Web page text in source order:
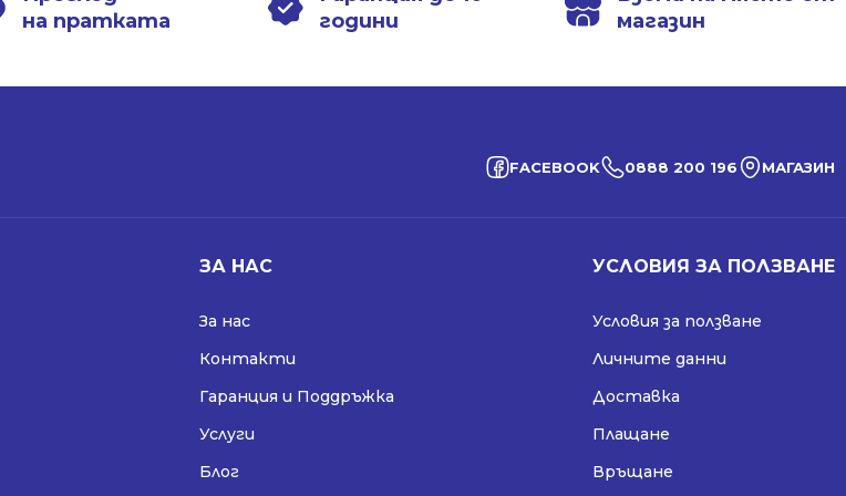
на пратката
години
магазин
FACEBOOK 0888 200 196 МАГАЗИН
ЗА НАС
За нас
Контакти
Гаранция и Поддръжка
Услуги
Блог
УСЛОВИЯ ЗА ПОЛЗВАНЕ
Условия за ползване
Личните данни
Доставка
Плащане
Връщане